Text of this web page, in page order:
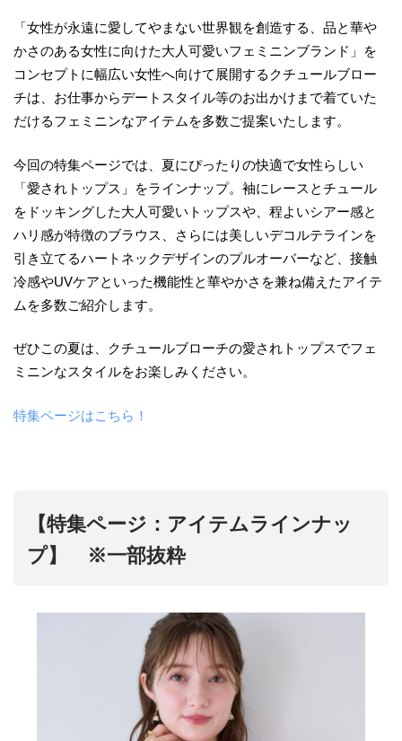
「女性が永遠に愛してやまない世界観を創造する、品と華や
かさのある女性に向けた大人可愛いフェミニンブランド」を
コンセプトに幅広い女性へ向けて展開するクチュールブロー
チは、お仕事からデートスタイル等のお出かけまで着ていた
だけるフェミニンなアイテムを多数ご提案いたします。
今回の特集ページでは、夏にぴったりの快適で女性らしい
「愛されトップス」をラインナップ。袖にレースとチュール
をドッキングした大人可愛いトップスや、程よいシアー感と
ハリ感が特徴のブラウス、さらには美しいデコルテラインを
引き立てるハートネックデザインのプルオーバーなど、接触
冷感やUVケアといった機能性と華やかさを兼ね備えたアイテ
ムを多数ご紹介します。
ぜひこの夏は、クチュールブローチの愛されトップスでフェ
ミニンなスタイルをお楽しみください。
特集ページはこちら！
【特集ページ：アイテムラインナッ
プ】 ※一部抜粋